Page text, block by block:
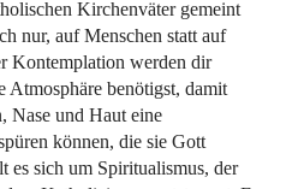
Kirchenväter gemeint
nur, auf Menschen statt auf
Kontemplation werden dir
Atmosphäre benötigst, damit
Nase und Haut eine
können, die sie Gott
es sich um Spiritualismus, der